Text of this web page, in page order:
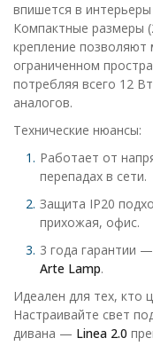
впишется в
Компактные размеры
крепление позволяют
ограниченном
потребляя всего 12
аналогов.
Технические нюансы:
Работает от
перепадах в сети.
Защита IP20
прихожая, офис.
3 года гарантии
Arte Lamp.
Идеален для тех, кто
Настраивайте свет
дивана — Linea 2.0